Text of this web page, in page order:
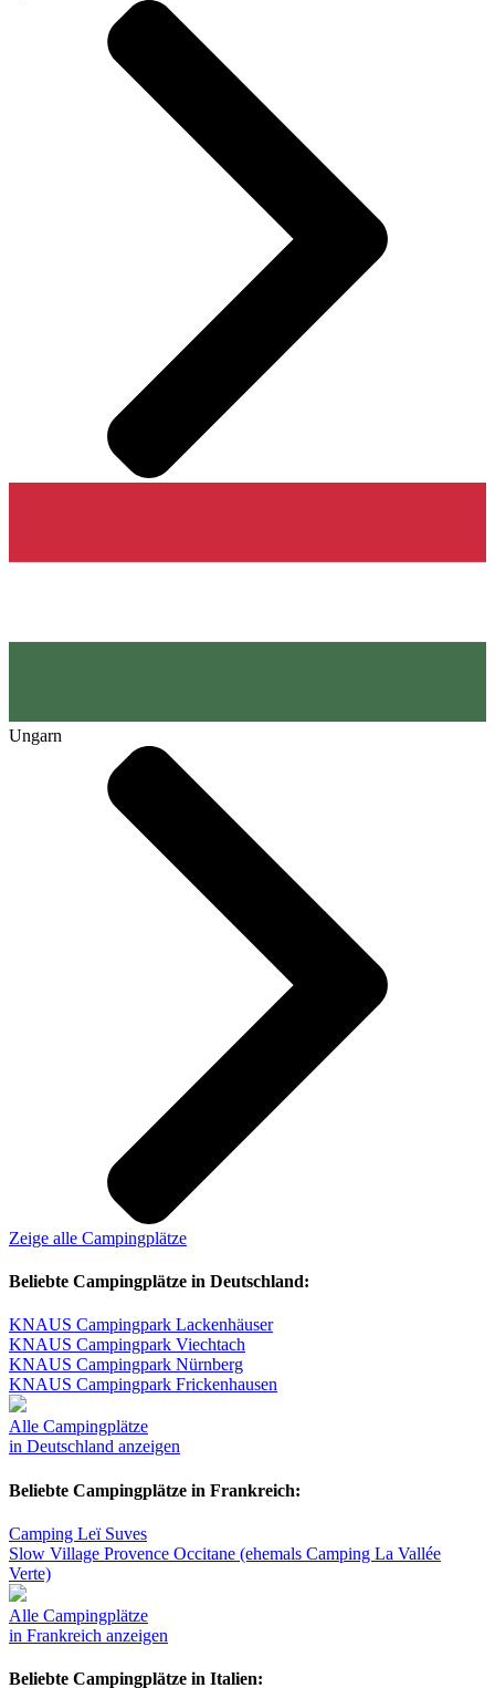
Ungarn
Zeige alle Campingplätze
Beliebte Campingplätze in Deutschland:
KNAUS Campingpark Lackenhäuser
KNAUS Campingpark Viechtach
KNAUS Campingpark Nürnberg
KNAUS Campingpark Frickenhausen
Alle Campingplätze
in Deutschland anzeigen
Beliebte Campingplätze in Frankreich:
Camping Leï Suves
Slow Village Provence Occitane (ehemals Camping La Vallée
Verte)
Alle Campingplätze
in Frankreich anzeigen
Beliebte Campingplätze in Italien: